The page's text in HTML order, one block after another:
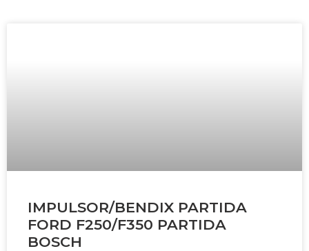
IMPULSOR/BENDIX PARTIDA
FORD F250/F350 PARTIDA
BOSCH